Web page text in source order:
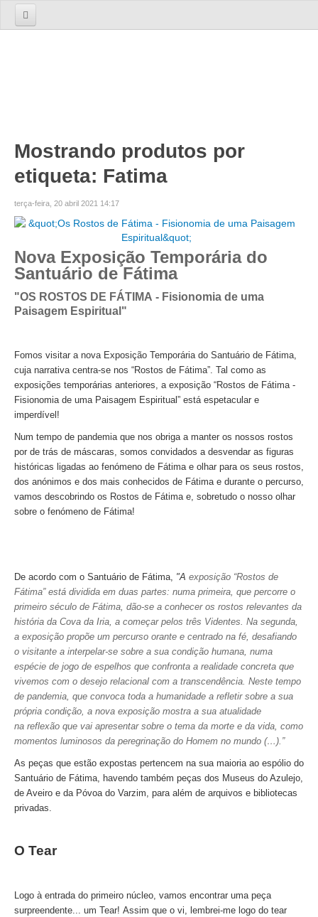
Serviços
TOURS
Tours 1 Dia
Lisboa
Lisboa Cosmopolita Passado e Presente
Sintra
Sintra, Cabo da Roca e Cascais
Serra de Montejunto e Óbidos
Fátima, Batalha, Nazaré e Óbidos
Fátima
Um dia em Fátima
Fátima, Batalha, Nazaré e Óbidos
Fátima e Ourém
Évora
Castelos Templários e Vilas Ribeirinhas
Tours meio dia
Tour de meio-dia em Sintra
Tour de meio-dia em Fátima
Tours Temáticos
The Real Lisbon STREET ART Tour
The Lisbon Walk & Talk Street Art Tour
Rota do Azulejo
A Calçada Portuguesa
WineTours
Alentejo com prova de vinhos e azeite
Arrabida com Degustação de Vinhos e Queijo
Rota do Pastor
Mostrando produtos por
etiqueta: Fatima
terça-feira, 20 abril 2021 14:17
Nova Exposição Temporária do
Santuário de Fátima
"OS ROSTOS DE FÁTIMA - Fisionomia de uma
Paisagem Espiritual"
Fomos visitar a nova Exposição Temporária do Santuário de Fátima,
cuja narrativa centra-se nos “Rostos de Fátima”. Tal como as
exposições temporárias anteriores, a exposição “Rostos de Fátima -
Fisionomia de uma Paisagem Espiritual” está espetacular e
imperdível!
Num tempo de pandemia que nos obriga a manter os nossos rostos
por de trás de máscaras, somos convidados a desvendar as figuras
históricas ligadas ao fenómeno de Fátima e olhar para os seus rostos,
dos anónimos e dos mais conhecidos de Fátima e durante o percurso,
vamos descobrindo os Rostos de Fátima e, sobretudo o nosso olhar
sobre o fenómeno de Fátima!
De acordo com o Santuário de Fátima, "A exposição “Rostos de
Fátima” está dividida em duas partes: numa primeira, que percorre o
primeiro século de Fátima, dão-se a conhecer os rostos relevantes da
história da Cova da Iria, a começar pelos três Videntes. Na segunda,
a exposição propõe um percurso orante e centrado na fé, desafiando
o visitante a interpelar-se sobre a sua condição humana, numa
espécie de jogo de espelhos que confronta a realidade concreta que
vivemos com o desejo relacional com a transcendência. Neste tempo
de pandemia, que convoca toda a humanidade a refletir sobre a sua
própria condição, a nova exposição mostra a sua atualidade
na reflexão que vai apresentar sobre o tema da morte e da vida, como
momentos luminosos da peregrinação do Homem no mundo (…).”
As peças que estão expostas pertencem na sua maioria ao espólio do
Santuário de Fátima, havendo também peças dos Museus do Azulejo,
de Aveiro e da Póvoa do Varzim, para além de arquivos e bibliotecas
privadas.
O Tear
Logo à entrada do primeiro núcleo, vamos encontrar uma peça
surpreendente... um Tear! Assim que o vi, lembrei-me logo do tear